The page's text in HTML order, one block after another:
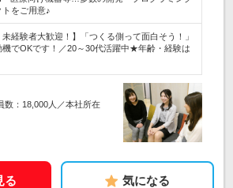
をご用意♪
未経験者大歓迎！】「つくる側って面白そう！」
機でOKです！／20～30代活躍中★年齢・経験は
数：18,000人／本社所在
る 気になる